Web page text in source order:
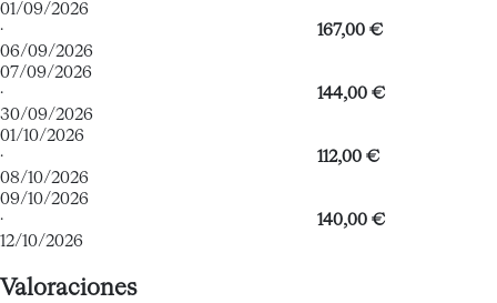
01/09/2026
·
06/09/2026
167,00 €
07/09/2026
·
30/09/2026
144,00 €
01/10/2026
·
08/10/2026
112,00 €
09/10/2026
·
12/10/2026
140,00 €
Valoraciones